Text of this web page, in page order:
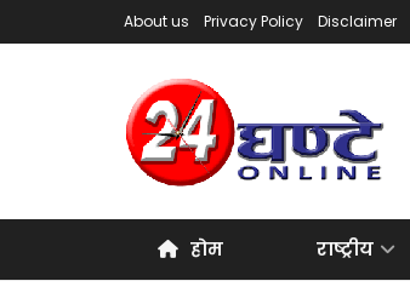
About us Privacy Policy Disclaimer
होम राष्ट्रीय